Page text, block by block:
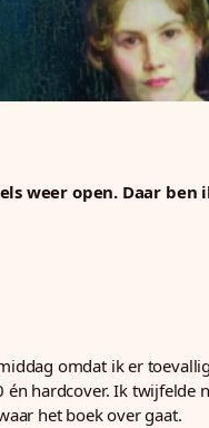
weer open. Daar
omdat ik er
hardcover. Ik
het boek over gaat.